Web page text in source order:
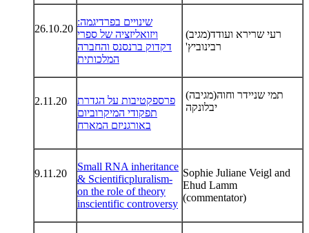
(מגיב)רעי שרירא ועודד
רבינוביץ'
שינויים בפרדיגמה:
ויזואליזציה של ספרי
דקדוק ברנסנס והחברה
המלכותית
26.10.20
(מגיבה)תמי שניידר וחוה
יבלונקה
פרספקטיבות על הגדרת
תפקודי המיקרוביום
באורגניזם המארח
2.11.20
Sophie Juliane Veigl and
Ehud Lamm
(commentator)
Small RNA inheritance
& Scientificpluralism-
on the role of theory
inscientific controversy
9.11.20